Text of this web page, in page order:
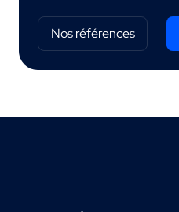
Nos références